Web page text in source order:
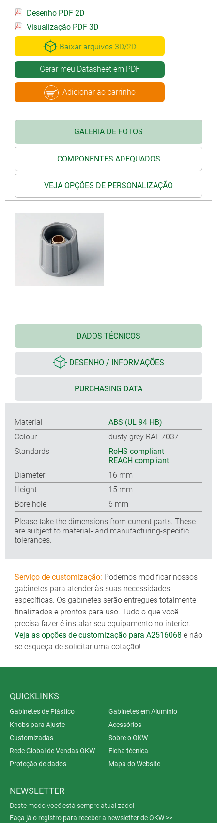
Desenho PDF 2D
Visualização PDF 3D
Baixar arquivos 3D/2D
Gerar meu Datasheet em PDF
Adicionar ao carrinho
GALERIA DE FOTOS
COMPONENTES ADEQUADOS
VEJA OPÇÕES DE PERSONALIZAÇÃO
DADOS TÉCNICOS
DESENHO / INFORMAÇÕES
PURCHASING DATA
Material
ABS (UL 94 HB)
Colour
dusty grey RAL 7037
Standards
RoHS compliant
REACH compliant
Diameter
16 mm
Height
15 mm
Bore hole
6 mm
Please take the dimensions from current parts. These
are subject to material- and manufacturing-specific
tolerances.
Serviço de customização: Podemos modificar nossos
gabinetes para atender às suas necessidades
específicas. Os gabinetes serão entregues totalmente
finalizados e prontos para uso. Tudo o que você
precisa fazer é instalar seu equipamento no interior.
Veja as opções de customização para A2516068 e não
se esqueça de solicitar uma cotação!
QUICKLINKS
Gabinetes de Plástico
Gabinetes em Alumínio
Knobs para Ajuste
Acessórios
Customizadas
Sobre o OKW
Rede Global de Vendas OKW
Ficha técnica
Proteção de dados
Mapa do Website
NEWSLETTER
Deste modo você está sempre atualizado!
Faça já o registro para receber a newsletter de OKW >>